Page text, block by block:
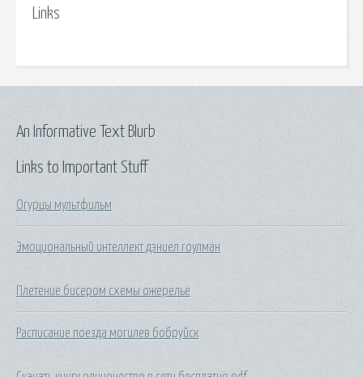
Links
Links to Important Stuff
Огурцы мультфильм
Эмоциональный интеллект дэниел гоулман
Плетение бисером схемы ожерелье
Расписание поезда могилев бобруйск
An Informative Text Blurb